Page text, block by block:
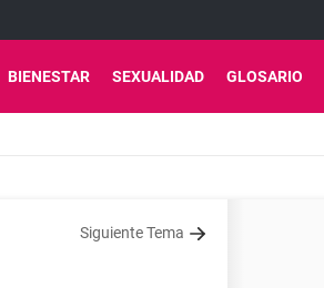
BIENESTAR SEXUALIDAD GLOSARIO
Siguiente Tema